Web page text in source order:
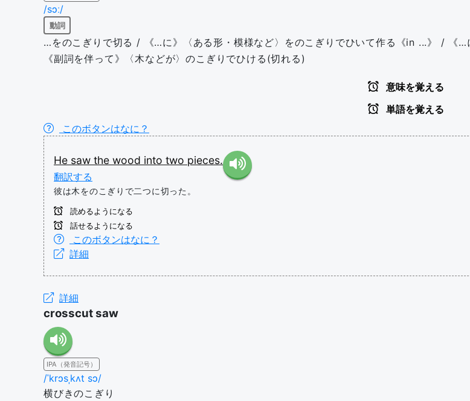
/sɔː/
動詞
…をのこぎりで切る / 《…に》〈ある形・模様など〉をのこぎりでひいて作る《in ...》 / 《
《副詞を伴って》〈木などが〉のこぎりでひける(切れる)
意味を覚える
単語を覚える
このボタンはなに？
He saw the wood into two pieces.
翻訳する
彼は木をのこぎりで二つに切った。
読めるようになる
話せるようになる
このボタンはなに？
詳細
詳細
crosscut saw
IPA（発音記号）
/ˈkrɔsˌkʌt sɔ/
横びきのこぎり